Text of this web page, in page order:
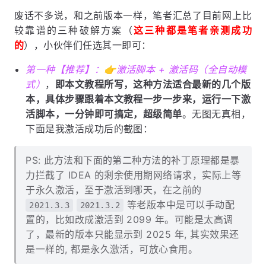
废话不多说，和之前版本一样，笔者汇总了目前网上比
较靠谱的三种破解方案（这三种都是笔者亲测成功
的），小伙伴们任选其一即可：
第一种【推荐】：👉激活脚本 + 激活码（全自动模
式） ， 即本文教程所写，这种方法适合最新的几个版
本，具体步骤跟着本文教程一步一步来，运行一下激
活脚本，一分钟即可搞定，超级简单。无图无真相，
下面是我激活成功后的截图：
PS: 此方法和下面的第二种方法的补丁原理都是暴
力拦截了 IDEA 的剩余使用期网络请求，实际上等
于永久激活，至于激活到哪天，在之前的
2021.3.3 2021.3.2
等老版本中是可以手动配
置的，比如改成激活到 2099 年。可能是太高调
了，最新的版本只能显示到 2025 年, 其实效果还
是一样的, 都是永久激活，可放心食用。